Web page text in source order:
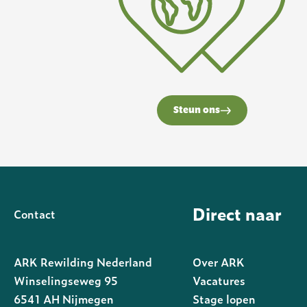
Steun ons
Contact
ARK Rewilding Nederland
Winselingseweg 95
6541 AH Nijmegen
Direct naar
Over ARK
Vacatures
Stage lopen